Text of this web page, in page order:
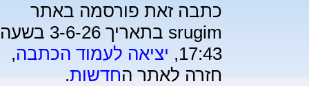
כתבה זאת פורסמה באתר
srugim בתאריך 3-6-26 בשעה
17:43, יציאה לעמוד הכתבה,
חזרה לאתר החדשות.